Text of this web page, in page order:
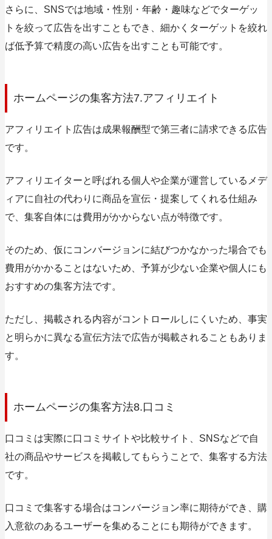
さらに、SNSでは地域・性別・年齢・趣味などでターゲッ
トを絞って広告を出すこともでき、細かくターゲットを絞れ
ば低予算で精度の高い広告を出すことも可能です。
ホームページの集客方法7.アフィリエイト
アフィリエイト広告は成果報酬型で第三者に請求できる広告
です。
アフィリエイターと呼ばれる個人や企業が運営しているメデ
ィアに自社の代わりに商品を宣伝・提案してくれる仕組み
で、集客自体には費用がかからない点が特徴です。
そのため、 仮にコンバージョンに結びつかなかった場合でも
費用がかかることはないため、予算が少ない企業や個人にも
おすすめの集客方法です。
ただし、掲載される内容がコントロールしにくいため、事実
と明らかに異なる宣伝方法で広告が掲載されることもありま
す。
ホームページの集客方法8.口コミ
口コミは実際に口コミサイトや比較サイト、SNSなどで自
社の商品やサービスを掲載してもらうことで、集客する方法
です。
口コミで集客する場合はコンバージョン率に期待ができ、購
入意欲のあるユーザーを集めることにも期待ができます。